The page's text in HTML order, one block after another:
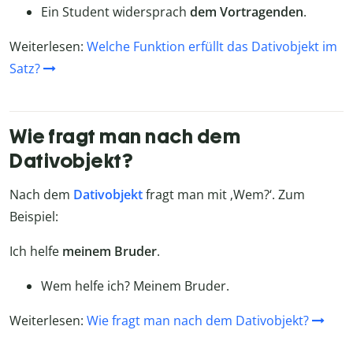
Ein Student widersprach dem Vortragenden.
Weiterlesen: Welche Funktion erfüllt das Dativobjekt im
Satz?
Wie fragt man nach dem
Dativobjekt?
Nach dem Dativobjektfragt man mit ‚Wem?‘. Zum
Beispiel:
Ich helfe meinem Bruder.
Wem helfe ich? Meinem Bruder.
Weiterlesen: Wie fragt man nach dem Dativobjekt?